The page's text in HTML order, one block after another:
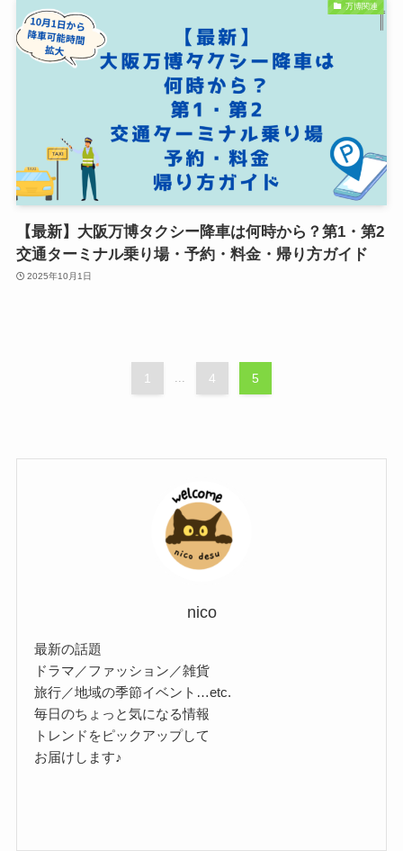
万博関連
【最新】大阪万博タクシー降車は何時から？第1・第2
交通ターミナル乗り場・予約・料金・帰り方ガイド
2025年10月1日
1 ... 4 5
nico
最新の話題
ドラマ／ファッション／雑貨
旅行／地域の季節イベント…etc.
毎日のちょっと気になる情報
トレンドをピックアップして
お届けします♪